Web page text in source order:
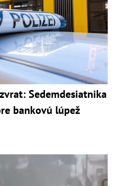
Sedemdesiatnika
bankovú lúpež